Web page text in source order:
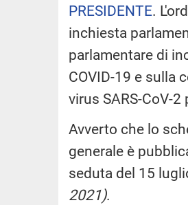
PRESIDENTE.
inchiesta
parlamentare di
COVID-19 e sulla
virus SARS-CoV-
Avverto che lo
generale è
seduta del 15
2021).